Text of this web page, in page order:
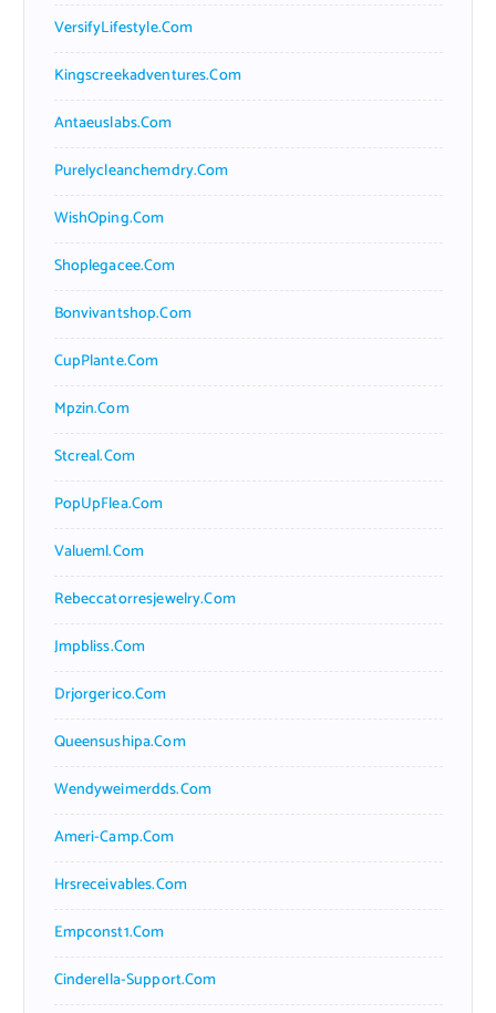
VersifyLifestyle.com
Kingscreekadventures.com
Antaeuslabs.com
Purelycleanchemdry.com
WishOping.com
Shoplegacee.com
Bonvivantshop.com
CupPlante.com
Mpzin.com
Stcreal.com
PopUpFlea.com
Valueml.com
Rebeccatorresjewelry.com
Jmpbliss.com
Drjorgerico.com
Queensushipa.com
Wendyweimerdds.com
Ameri-Camp.com
Hrsreceivables.com
Empconst1.com
Cinderella-Support.com